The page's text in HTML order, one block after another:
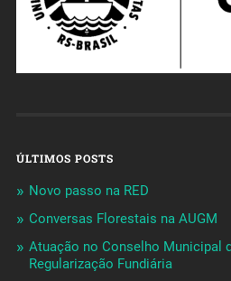
ÚLTIMOS POSTS
Novo passo na RED
Conversas Florestais na AUGM
Atuação no Conselho Municipal
Regularização Fundiária